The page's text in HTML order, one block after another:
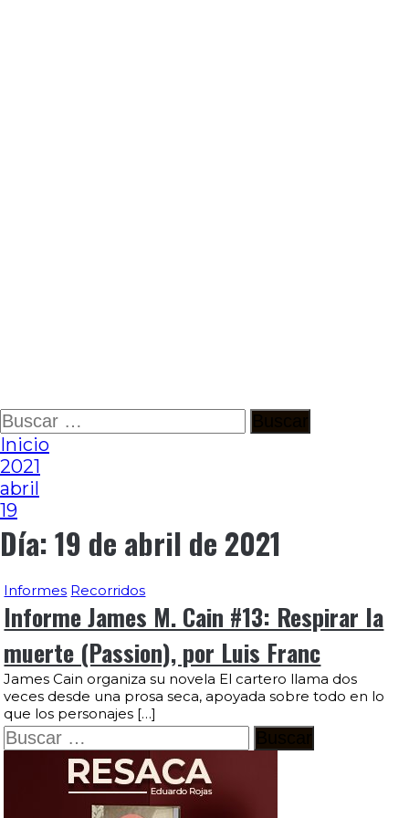
Ir
al
contenido
Buscar:
Inicio
2021
abril
19
Día:19 de abril de 2021
Informes Recorridos
Informe James M. Cain #13: Respirar la
muerte (Passion), por Luis Franc
James Cain organiza su novela El cartero llama dos
veces desde una prosa seca, apoyada sobre todo en lo
que los personajes […]
Buscar: